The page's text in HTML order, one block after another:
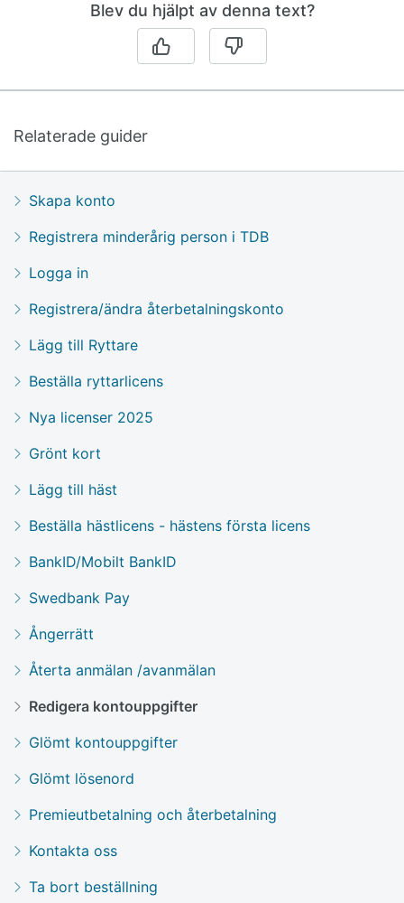
Blev du hjälpt av denna text?
Relaterade guider
Skapa konto
Registrera minderårig person i TDB
Logga in
Registrera/ändra återbetalningskonto
Lägg till Ryttare
Beställa ryttarlicens
Nya licenser 2025
Grönt kort
Lägg till häst
Beställa hästlicens - hästens första licens
BankID/Mobilt BankID
Swedbank Pay
Ångerrätt
Återta anmälan /avanmälan
Redigera kontouppgifter
Glömt kontouppgifter
Glömt lösenord
Premieutbetalning och återbetalning
Kontakta oss
Ta bort beställning